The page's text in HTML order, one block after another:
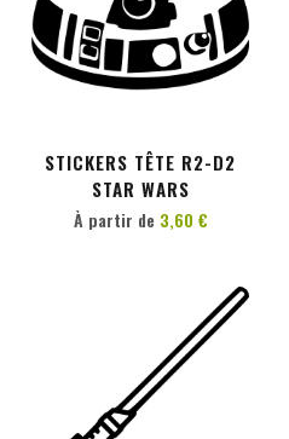
STICKERS TÊTE R2-D2
STAR WARS
À partir de 3,60 €